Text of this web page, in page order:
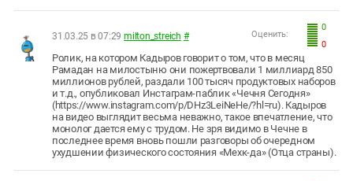
0
0
Оценить:
31.03.25 в 07:29 milton_streich #
Ролик, на котором Кадыров говорит о том, что в месяц
Рамадан на милостыню они пожертвовали 1 миллиард 850
миллионов рублей, раздали 100 тысяч продуктовых наборов
и т.д., опубликовал Инстаграм-паблик «Чечня Сегодня»
(https://www.instagram.com/p/DHz3LeiNeHe/?hl=ru). Кадыров
на видео выглядит весьма неважно, такое впечатление, что
монолог дается ему с трудом. Не зря видимо в Чечне в
последнее время вновь пошли разговоры об очередном
ухудшении физического состояния «Мехк-да» (Отца страны).